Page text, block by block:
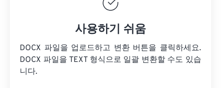
사용하기 쉬움
DOCX 파일을 업로드하고 변환 버튼을 클릭하세요.
DOCX 파일을 TEXT 형식으로 일괄 변환할 수도 있습
니다.